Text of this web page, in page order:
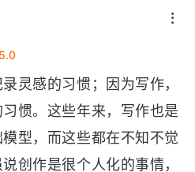
研究所”（故宫博物院下
周青铜 “柉禁十三器”，光
，时任两江总督的端方编
了此套青铜礼器，将之定
金石大家，遇刺后，家道中
文物散失，这套著名西周
5.0
灵感的习惯；因为写作，
惯。这些年来，写作也是
型，而这些都在不知不觉
创作是很个人化的事情，